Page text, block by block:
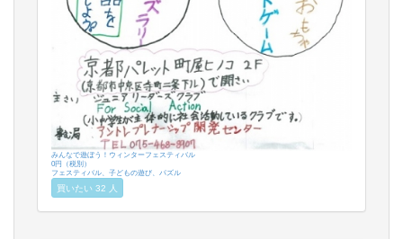
みんなで遊ぼう！ウィンターフェスティバル
0円（税別）
フェスティバル、子どもの遊び、パズル
買いたい 32 人